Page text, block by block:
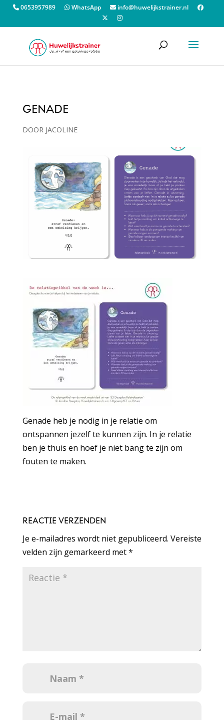
0653957989 WhatsApp info@huwelijkstrainer.nl
GENADE
DOOR JACOLINE
Genade heb je nodig in je relatie om
ontspannen jezelf te kunnen zijn. In je relatie
ben je thuis en hoef je niet bang te zijn om
fouten te maken.
REACTIE VERZENDEN
Je e-mailadres wordt niet gepubliceerd. Vereiste
velden zijn gemarkeerd met*